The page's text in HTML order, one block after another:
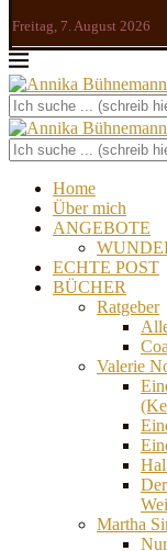
Freitag, 7. August 2026
Home
Über mich
ANGEBOTE
ECHTE POST
BÜCHER
Ratgeber
Valerie
Martha